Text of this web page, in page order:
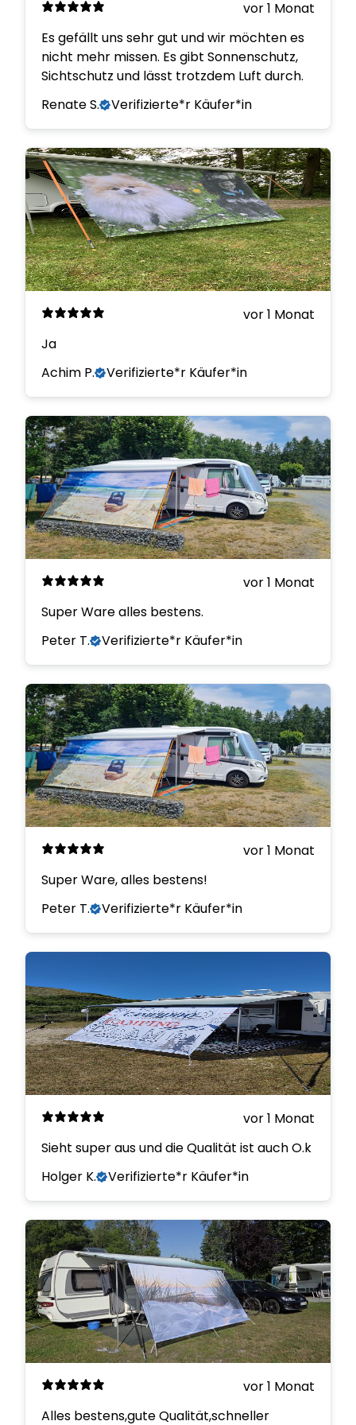
vor 1 Monat
Es gefällt uns sehr gut und wir möchten es
nicht mehr missen. Es gibt Sonnenschutz,
Sichtschutz und lässt trotzdem Luft durch.
Renate S.
Verifizierte*r Käufer*in
vor 1 Monat
Ja
Achim P.
Verifizierte*r Käufer*in
vor 1 Monat
Super Ware alles bestens.
Peter T.
Verifizierte*r Käufer*in
vor 1 Monat
Super Ware, alles bestens!
Peter T.
Verifizierte*r Käufer*in
vor 1 Monat
Sieht super aus und die Qualität ist auch O.k
Holger K.
Verifizierte*r Käufer*in
vor 1 Monat
Alles bestens,gute Qualität,schneller